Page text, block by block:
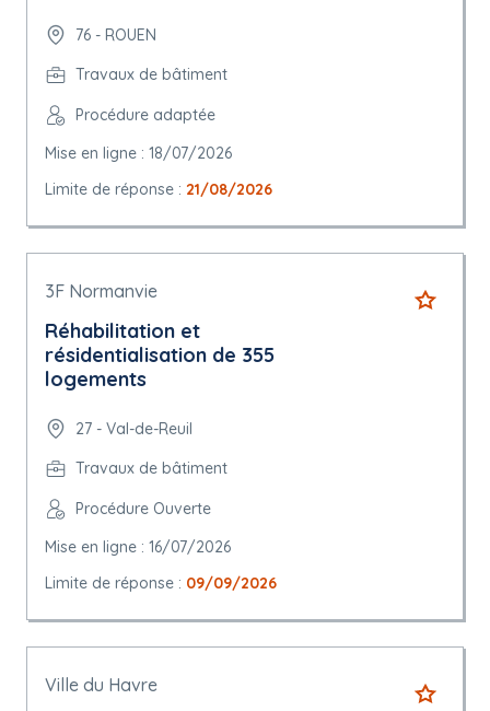
76 - ROUEN
Travaux de bâtiment
Procédure adaptée
Mise en ligne : 18/07/2026
Limite de réponse : 21/08/2026
3F Normanvie
Réhabilitation et
résidentialisation de 355
logements
27 - Val-de-Reuil
Travaux de bâtiment
Procédure Ouverte
Mise en ligne : 16/07/2026
Limite de réponse : 09/09/2026
Ville du Havre